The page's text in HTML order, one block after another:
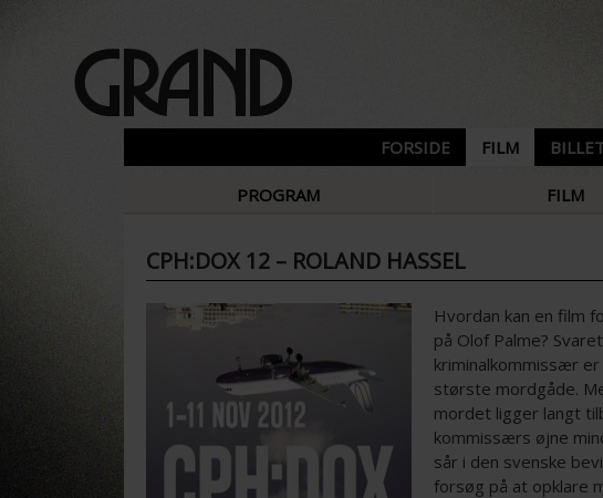
FORSIDE FILM
PROGRAM FILM
CPH:DOX 12 – ROLAND HASSEL
Hvordan kan en film
på Olof Palme?
kriminalkommissær
største mordgåde.
mordet ligger langt
kommissærs øjne
sår i den svenske
forsøg på at opklare